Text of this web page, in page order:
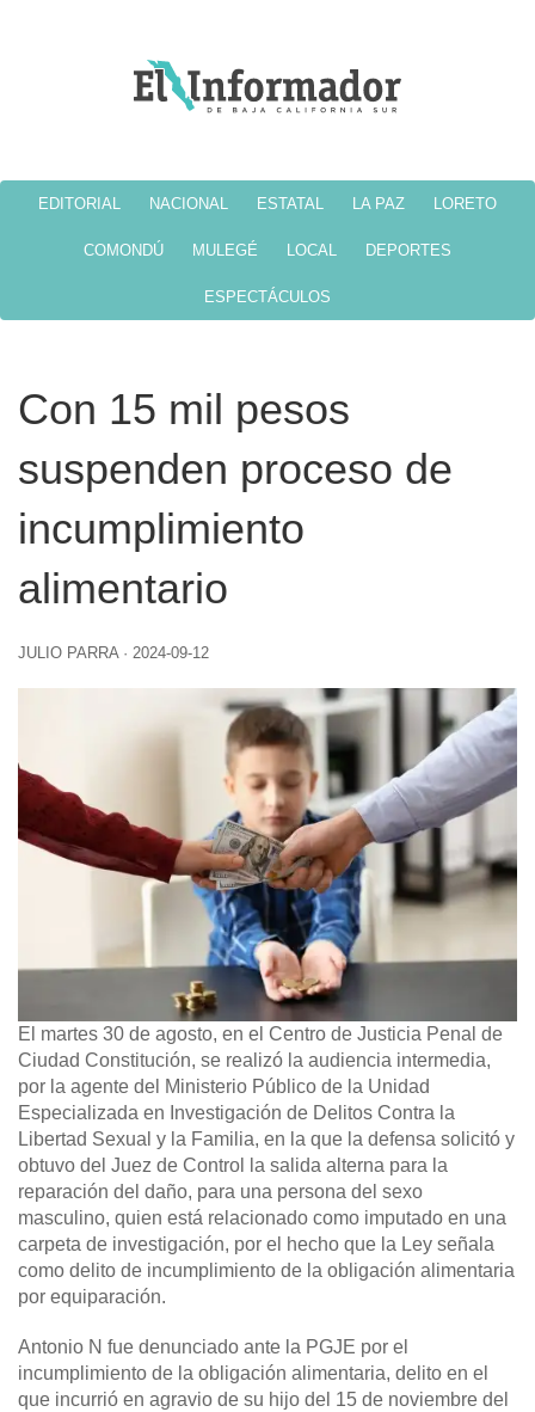
EDITORIAL NACIONAL ESTATAL LA PAZ LORETO
COMONDÚ MULEGÉ LOCAL DEPORTES
ESPECTÁCULOS
Con 15 mil pesos
suspenden proceso de
incumplimiento
alimentario
JULIO PARRA · 2024-09-12
El martes 30 de agosto, en el Centro de Justicia Penal de
Ciudad Constitución, se realizó la audiencia intermedia,
por la agente del Ministerio Público de la Unidad
Especializada en Investigación de Delitos Contra la
Libertad Sexual y la Familia, en la que la defensa solicitó y
obtuvo del Juez de Control la salida alterna para la
reparación del daño, para una persona del sexo
masculino, quien está relacionado como imputado en una
carpeta de investigación, por el hecho que la Ley señala
como delito de incumplimiento de la obligación alimentaria
por equiparación.
Antonio N fue denunciado ante la PGJE por el
incumplimiento de la obligación alimentaria, delito en el
que incurrió en agravio de su hijo del 15 de noviembre del